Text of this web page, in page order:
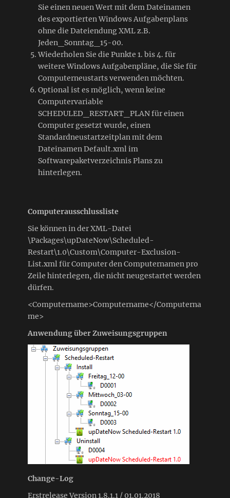
Sie einen neuen Wert mit dem Dateinamen
des exportierten Windows Aufgabenplans
ohne die Dateiendung XML z.B.
Jeden_Sonntag_15-00.
Wiederholen Sie die Punkte 1. bis 4. für
weitere Windows Aufgabenpläne, die Sie für
Computerneustarts verwenden möchten.
Optional ist es möglich, wenn keine
Computervariable
SCHEDULED_RESTART_PLAN für einen
Computer gesetzt wurde, einen
Standardneustartzeitplan mit dem
Dateinamen Default.xml im
Softwarepaketverzeichnis Plans zu
hinterlegen.
Computerausschlussliste
Sie können in der XML-Datei
\Packages\upDateNow\Scheduled-
Restart\1.0\Custom\Computer-Exclusion-
List.xml für Computer den Computernamen pro
Zeile hinterlegen, die nicht neugestartet werden
dürfen.
<Computername>Computername</Computerna
me>
Anwendung über Zuweisungsgruppen
Change-Log
Erstrelease Version 1.8.1.1 / 01.01.2018